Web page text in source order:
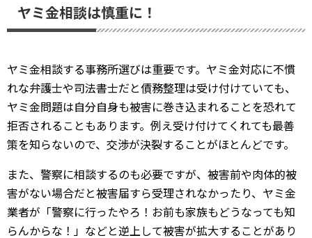
ヤミ金相談は慎重に！
ヤミ金相談する事務所選びは重要です。ヤミ金対応に不慣
れな弁護士や司法書士だと債務整理は受け付けていても、
ヤミ金問題は自分自身も被害に巻き込まれることを恐れて
拒否されることもあります。例え受け付けてくれても最善
策を知らないので、交渉が決裂することがほとんどです。
また、警察に相談するのも必要ですが、被害前や肉体的被
害がない場合だと被害届すら受理されなかったり、ヤミ金
業者が「警察に行ったやろ！お前も家族もどうなっても知
らんからな！」などと逆上して被害が拡大することがあり